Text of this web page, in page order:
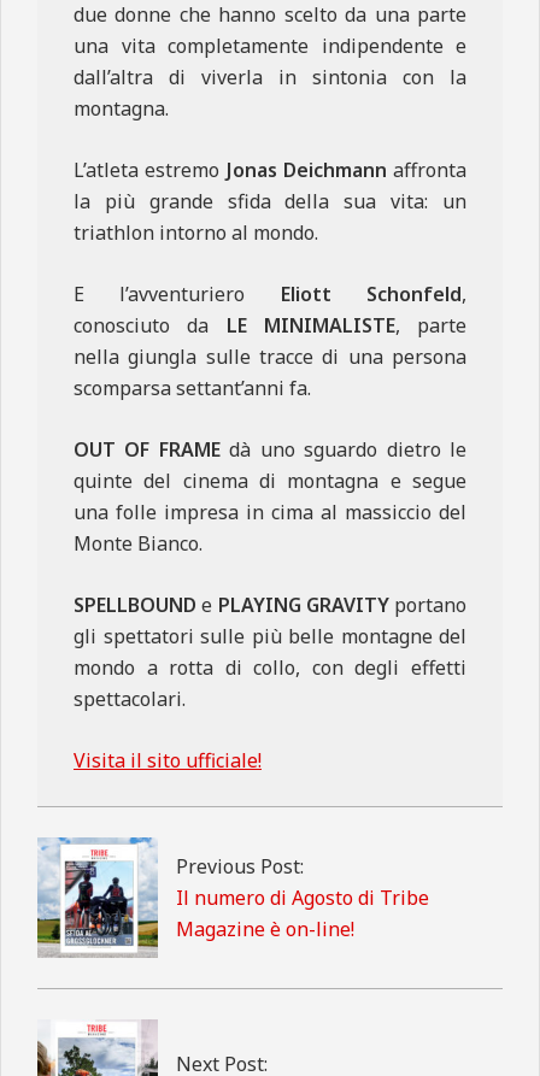
due donne che hanno scelto da una parte
una vita completamente indipendente e
dall’altra di viverla in sintonia con la
montagna.
L’atleta estremo Jonas Deichmann affronta
la più grande sfida della sua vita: un
triathlon intorno al mondo.
E l’avventuriero Eliott Schonfeld,
conosciuto da LE MINIMALISTE, parte
nella giungla sulle tracce di una persona
scomparsa settant’anni fa.
OUT OF FRAMEdà uno sguardo dietro le
quinte del cinema di montagna e segue
una folle impresa in cima al massiccio del
Monte Bianco.
SPELLBOUND e PLAYING GRAVITYportano
gli spettatori sulle più belle montagne del
mondo a rotta di collo, con degli effetti
spettacolari.
Visita il sito ufficiale!
2021-
09-
17
Previous Post:
Il numero di Agosto di Tribe
Magazine è on-line!
Next Post: